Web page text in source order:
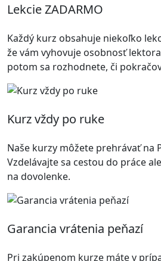
Lekcie ZADARMO
Každý kurz obsahuje niekoľko
že vám vyhovuje osobnosť
potom sa rozhodnete, či
Kurz vždy po ruke
Naše kurzy môžete prehrávať na
Vzdelávajte sa cestou do práce
na dovolenke.
Garancia vrátenia peňazí
Pri zakúpenom kurze máte v